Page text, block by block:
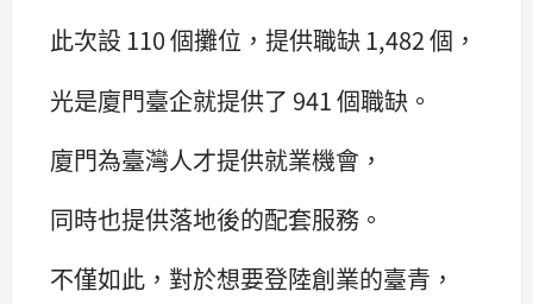
此次設 110 個攤位，提供職缺 1,482 個，
光是廈門臺企就提供了 941 個職缺。
廈門為臺灣人才提供就業機會，
同時也提供落地後的配套服務。
不僅如此，對於想要登陸創業的臺青，